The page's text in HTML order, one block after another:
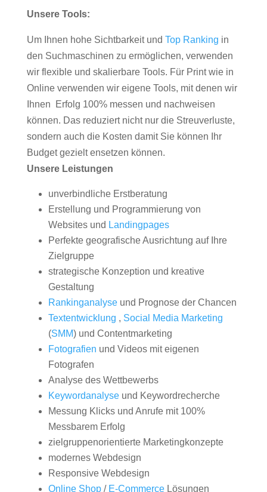
Unsere Tools:
Um Ihnen hohe Sichtbarkeit und Top Ranking in
den Suchmaschinen zu ermöglichen, verwenden
wir flexible und skalierbare Tools. Für Print wie in
Online verwenden wir eigene Tools, mit denen wir
Ihnen Erfolg 100% messen und nachweisen
können. Das reduziert nicht nur die Streuverluste,
sondern auch die Kosten damit Sie können Ihr
Budget gezielt ensetzen können.
Unsere Leistungen
unverbindliche Erstberatung
Erstellung und Programmierung von
Websites und Landingpages
Perfekte geografische Ausrichtung auf Ihre
Zielgruppe
strategische Konzeption und kreative
Gestaltung
Rankinganalyseund Prognose der Chancen
Textentwicklung , Social Media Marketing
(SMM) und Contentmarketing
Fotografien und Videos mit eigenen
Fotografen
Analyse des Wettbewerbs
Keywordanalyseund Keywordrecherche
Messung Klicks und Anrufe mit 100%
Messbarem Erfolg
zielgruppenorientierte Marketingkonzepte
modernes Webdesign
Responsive Webdesign
Online Shop/ E-CommerceLösungen